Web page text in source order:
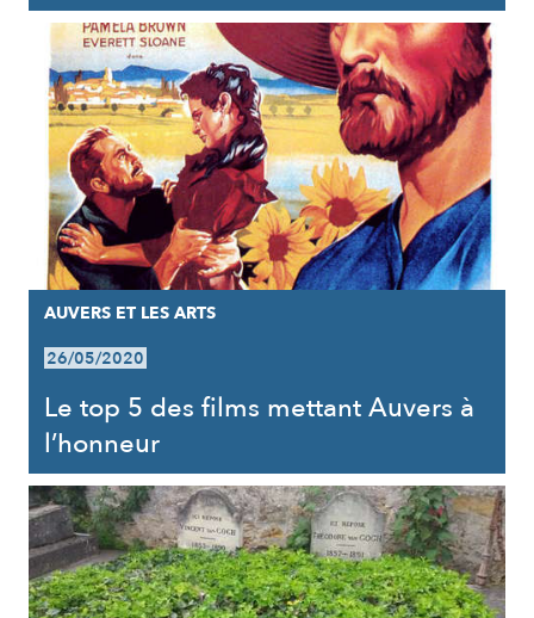
AUVERS ET LES ARTS
26/05/2020
Le top 5 des films mettant Auvers à
l’honneur